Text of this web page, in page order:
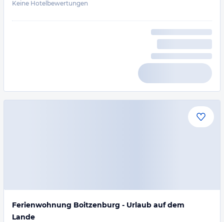
Keine Hotelbewertungen
Ferienwohnung Boitzenburg - Urlaub auf dem
Lande